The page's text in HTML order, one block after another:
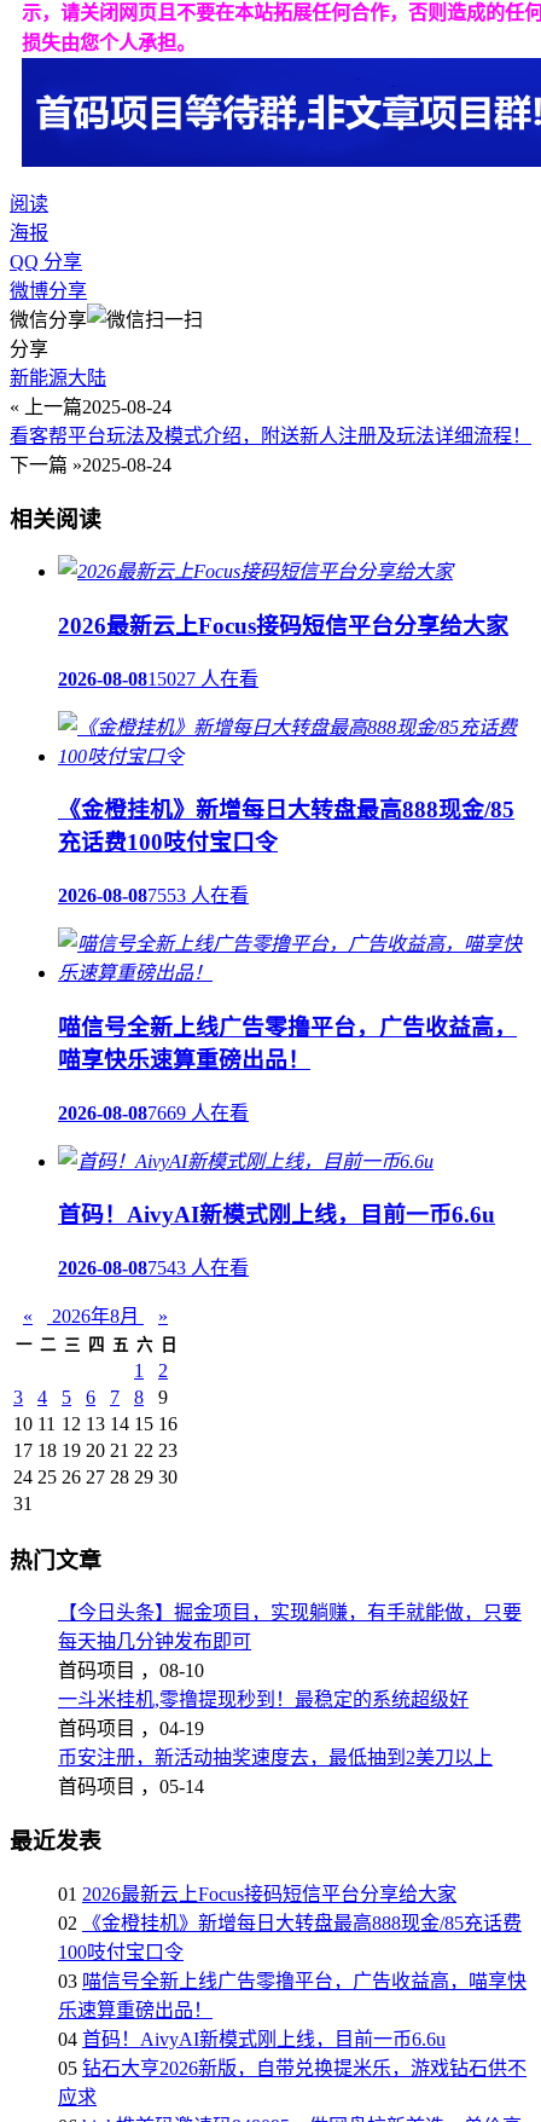
示，请关闭网页且不要在本站拓展任何合作，否则造成的任
损失由您个人承担。
阅读
海报
QQ 分享
微博分享
微信分享
分享
新能源大陆
« 上一篇2025-08-24
看客帮平台玩法及模式介绍，附送新人注册及玩法详细流程！
下一篇 »2025-08-24
相关阅读
2026最新云上Focus接码短信平台分享给大家
2026-08-0815027 人在看
《金橙挂机》新增每日大转盘最高888现金/85
充话费100吱付宝口令
2026-08-087553 人在看
喵信号全新上线广告零撸平台，广告收益高，
喵享快乐速算重磅出品！
2026-08-087669 人在看
首码！AivyAI新模式刚上线，目前一币6.6u
2026-08-087543 人在看
« 2026年8月 »
一 二 三 四 五 六 日
1
2
3
4 5 6 7 8
9
10 11 12 13 14 15 16
17 18 19 20 21 22 23
24 25 26 27 28 29 30
31
热门文章
【今日头条】掘金项目，实现躺赚，有手就能做，只要
每天抽几分钟发布即可
首码项目 ， 08-10
一斗米挂机,零撸提现秒到！最稳定的系统超级好
首码项目 ， 04-19
币安注册，新活动抽奖速度去，最低抽到2美刀以上
首码项目 ， 05-14
最近发表
01 2026最新云上Focus接码短信平台分享给大家
02
《金橙挂机》新增每日大转盘最高888现金/85充话费
100吱付宝口令
03 喵信号全新上线广告零撸平台，广告收益高，喵享快
乐速算重磅出品！
04 首码！AivyAI新模式刚上线，目前一币6.6u
05 钻石大亨2026新版，自带兑换提米乐，游戏钻石供不
应求